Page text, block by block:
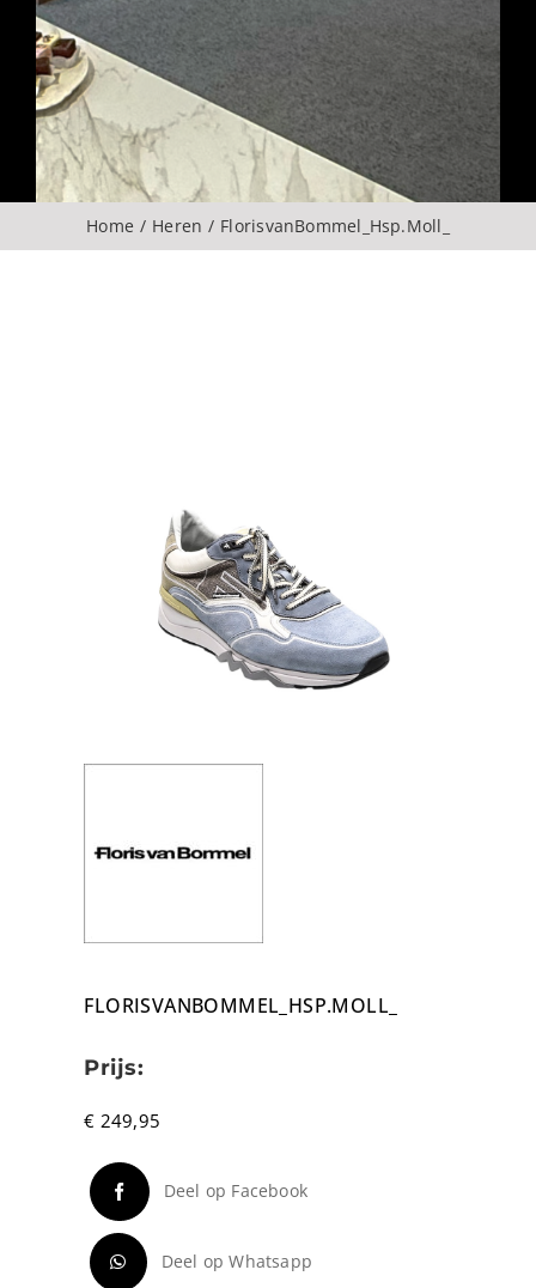
Over ons
CONTACT
Home Heren FlorisvanBommel_Hsp.Moll_
FLORISVANBOMMEL_HSP.MOLL_
Prijs:
€ 249,95
Deel op Facebook
Deel op Whatsapp